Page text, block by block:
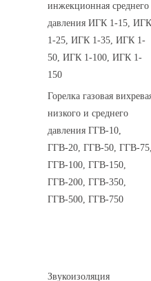
инжекционная среднего
давления ИГК 1-15, ИГК
1-25, ИГК 1-35, ИГК 1-
50, ИГК 1-100, ИГК 1-
150
Горелка газовая
низкого и среднего
давления ГГВ-10,
ГГВ-20, ГГВ-50, ГГВ-75,
ГГВ-100, ГГВ-150,
ГГВ-200, ГГВ-350,
ГГВ-500, ГГВ-750
Звукоизоляция